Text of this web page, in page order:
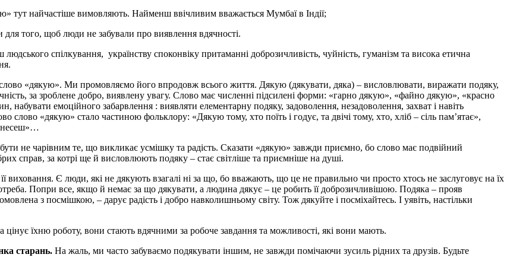
тут найчастіше вимовляють. Найменш ввічливим вважається Мумбаї в Індії;
того, щоб люди не забували про виявлення вдячності.
спілкування, українству споконвіку притаманні доброзичливість, чуйність, гуманізм та висока етична
«дякую». Ми промовляємо його впродовж всього життя. Дякую (дякувати, дяка) – висловлювати, виражати подяку,
за зроблене добро, виявлену увагу. Слово має численні підсилені форми: «гарно дякую», «файно дякую», «красно
набувати емоційного забарвлення : виявляти елементарну подяку, задоволення, незадоволення, захват і навіть
«дякую» стало частиною фольклору: «Дякую тому, хто поїть і годує, та двічі тому, хто, хліб – сіль пам’ятає»,
не чарівним те, що викликає усмішку та радість. Сказати «дякую» завжди приємно, бо слово має подвійний
справ, за котрі ще й висловлюють подяку – стає світліше та приємніше на душі.
виховання. Є люди, які не дякують взагалі ні за що, бо вважають, що це не правильно чи просто хтось не заслуговує на їх
Попри все, якщо й немає за що дякувати, а людина дякує – це робить її доброзичливішою. Подяка – прояв
з посмішкою, – дарує радість і добро навколишньому світу. Тож дякуйте і посміхайтесь. І уявіть, настільки
їхню роботу, вони стають вдячними за робоче завдання та можливості, які вони мають.
старань. На жаль, ми часто забуваємо подякувати іншим, не завжди помічаючи зусиль рідних та друзів. Будьте